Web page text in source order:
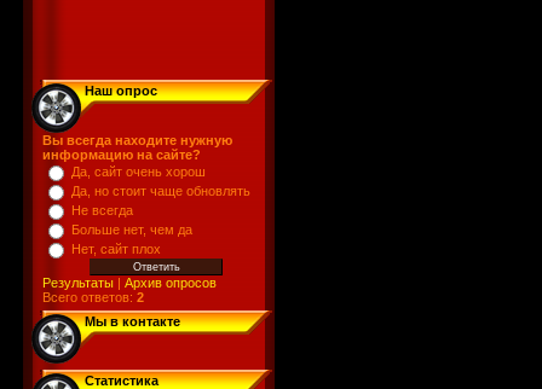
Наш опрос
Вы всегда находите нужную
информацию на сайте?
Да, сайт очень хорош
Да, но стоит чаще обновлять
Не всегда
Больше нет, чем да
Нет, сайт плох
Результаты | Архив опросов
Всего ответов: 2
Мы в контакте
Статистика